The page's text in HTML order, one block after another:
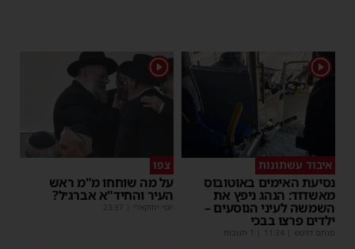
1
איבוד עשתונות
נסיעת האימים באוטובוס
מאשדוד: הנהג ניפץ את
השמשה לעיני הנוסעים –
ילדים פרצו בבכי
מנחם דויטש 11:34
1
צפו
על מה שוחחו מ"מ ראש
העיר והחיד"א אברג׳ל?
יוסי יחזקאלי 23:37